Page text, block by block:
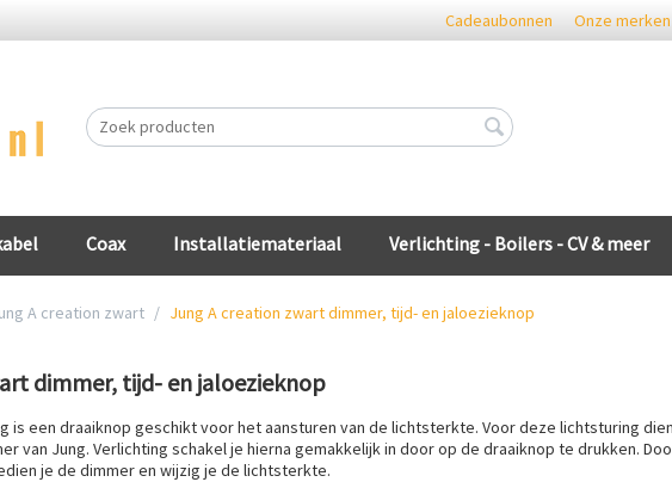
Cadeaubonnen Onze merken
Coax Installatiemateriaal Verlichting - Boilers - CV & meer
A creation zwart / Jung A creation zwart dimmer, tijd- en jaloezieknop
dimmer, tijd- en jaloezieknop
is een draaiknop geschikt voor het aansturen van de lichtsterkte. Voor deze lichtsturing
van Jung. Verlichting schakel je hierna gemakkelijk in door op de draaiknop te drukken.
je de dimmer en wijzig je de lichtsterkte.